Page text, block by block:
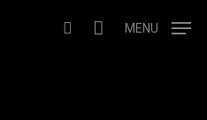
search
MENU